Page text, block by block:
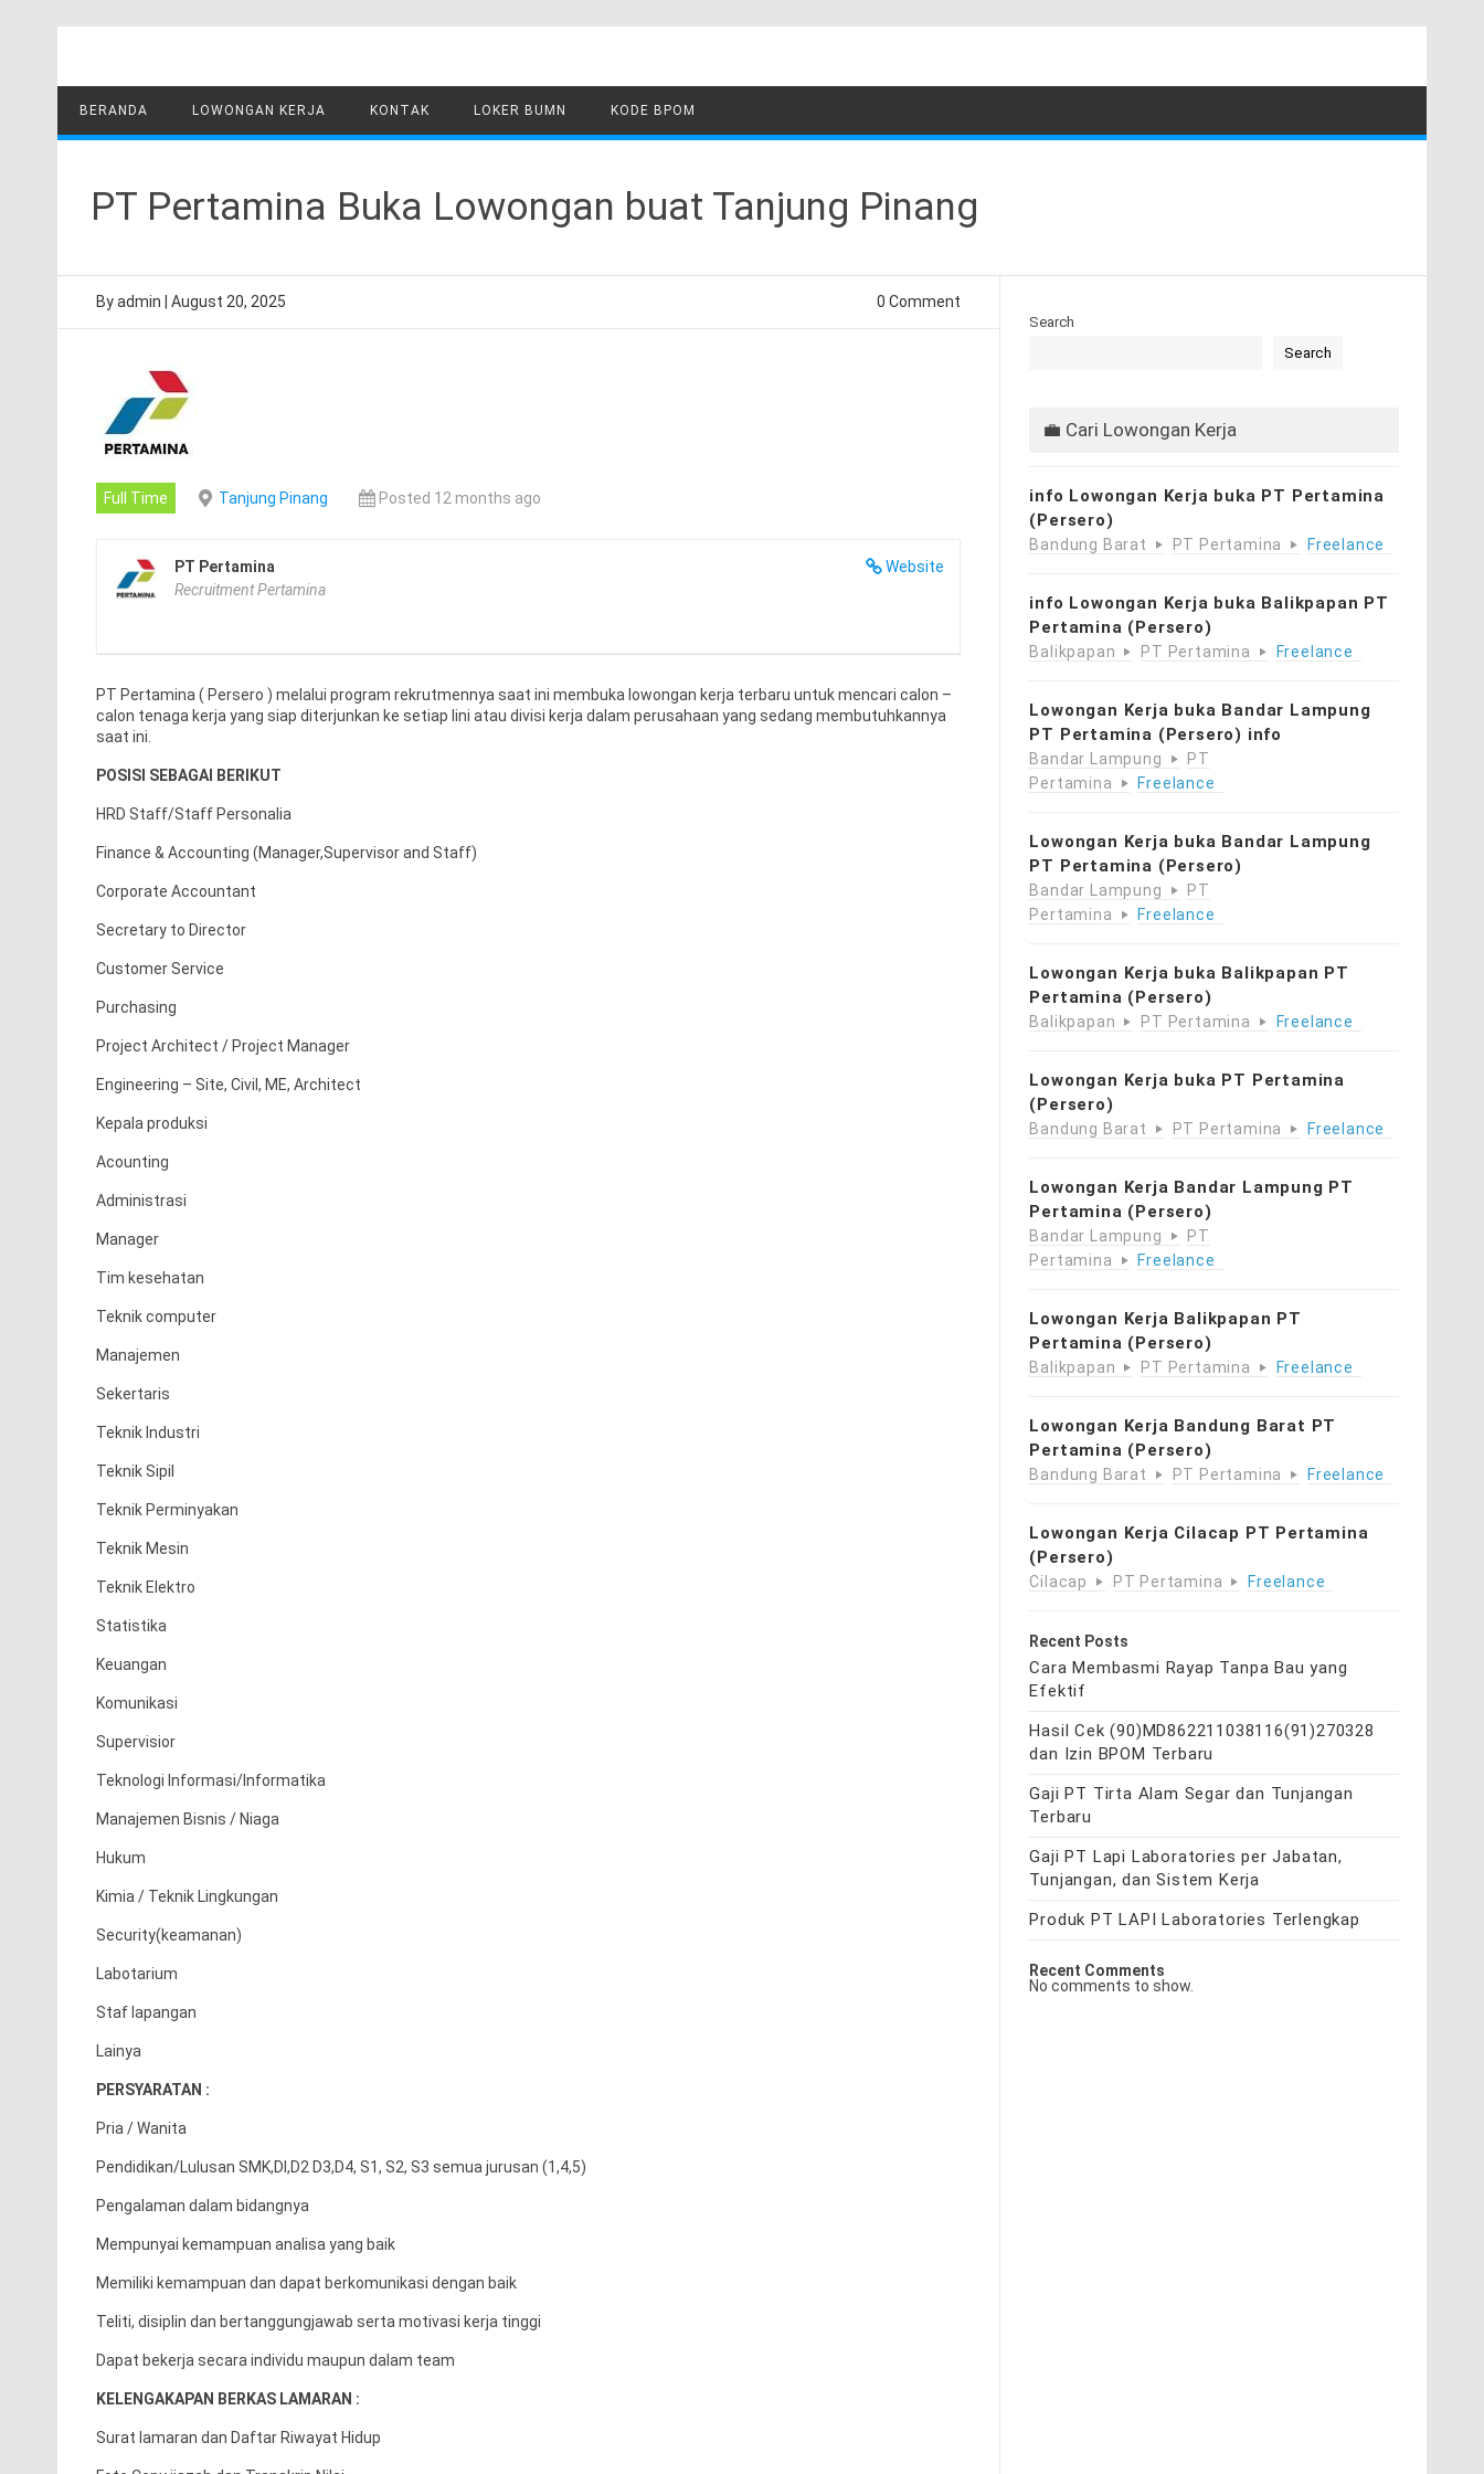
BERANDA LOWONGAN KERJA KONTAK LOKER BUMN KODE BPOM
PT Pertamina Buka Lowongan buat Tanjung Pinang
Byadmin August 20, 2025 0 Comment
Full Time Tanjung Pinang Posted 12 months ago
Website
PT Pertamina
Recruitment Pertamina
PT Pertamina ( Persero ) melalui program rekrutmennya saat ini membuka lowongan kerja terbaru untuk mencari calon –
calon tenaga kerja yang siap diterjunkan ke setiap lini atau divisi kerja dalam perusahaan yang sedang membutuhkannya
saat ini.
POSISI SEBAGAI BERIKUT
HRD Staff/Staff Personalia
Finance & Accounting (Manager,Supervisor and Staff)
Corporate Accountant
Secretary to Director
Customer Service
Purchasing
Project Architect / Project Manager
Engineering – Site, Civil, ME, Architect
Kepala produksi
Acounting
Administrasi
Manager
Tim kesehatan
Teknik computer
Manajemen
Sekertaris
Teknik Industri
Teknik Sipil
Teknik Perminyakan
Teknik Mesin
Teknik Elektro
Statistika
Keuangan
Komunikasi
Supervisior
Teknologi Informasi/Informatika
Manajemen Bisnis / Niaga
Hukum
Kimia / Teknik Lingkungan
Security(keamanan)
Labotarium
Staf lapangan
Lainya
PERSYARATAN :
Pria / Wanita
Pendidikan/Lulusan SMK,DI,D2 D3,D4, S1, S2, S3 semua jurusan (1,4,5)
Pengalaman dalam bidangnya
Mempunyai kemampuan analisa yang baik
Memiliki kemampuan dan dapat berkomunikasi dengan baik
Teliti, disiplin dan bertanggungjawab serta motivasi kerja tinggi
Dapat bekerja secara individu maupun dalam team
KELENGAKAPAN BERKAS LAMARAN :
Surat lamaran dan Daftar Riwayat Hidup
Search
Search
💼 Cari Lowongan Kerja
info Lowongan Kerja buka PT Pertamina
(Persero)
Bandung Barat PT Pertamina Freelance
info Lowongan Kerja buka Balikpapan PT
Pertamina (Persero)
Balikpapan PT Pertamina Freelance
Lowongan Kerja buka Bandar Lampung
PT Pertamina (Persero) info
Bandar Lampung
PT
Pertamina
Freelance
Lowongan Kerja buka Bandar Lampung
PT Pertamina (Persero)
Bandar Lampung
PT
Pertamina
Freelance
Lowongan Kerja buka Balikpapan PT
Pertamina (Persero)
Balikpapan PT Pertamina Freelance
Lowongan Kerja buka PT Pertamina
(Persero)
Bandung Barat PT Pertamina Freelance
Lowongan Kerja Bandar Lampung PT
Pertamina (Persero)
Bandar Lampung
PT
Pertamina
Freelance
Lowongan Kerja Balikpapan PT
Pertamina (Persero)
Balikpapan PT Pertamina Freelance
Lowongan Kerja Bandung Barat PT
Pertamina (Persero)
Bandung Barat PT Pertamina Freelance
Lowongan Kerja Cilacap PT Pertamina
(Persero)
Cilacap PT Pertamina Freelance
Recent Posts
Cara Membasmi Rayap Tanpa Bau yang
Efektif
Hasil Cek (90)MD862211038116(91)270328
dan Izin BPOM Terbaru
Gaji PT Tirta Alam Segar dan Tunjangan
Terbaru
Gaji PT Lapi Laboratories per Jabatan,
Tunjangan, dan Sistem Kerja
Produk PT LAPI Laboratories Terlengkap
Recent Comments
No comments to show.